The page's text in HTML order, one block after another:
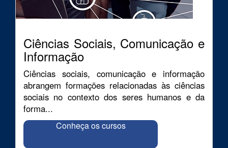
Ciências Sociais, Comunicação e
Informação
Ciências sociais, comunicação e informação
abrangem formações relacionadas às ciências
sociais no contexto dos seres humanos e da
forma...
Conheça os cursos